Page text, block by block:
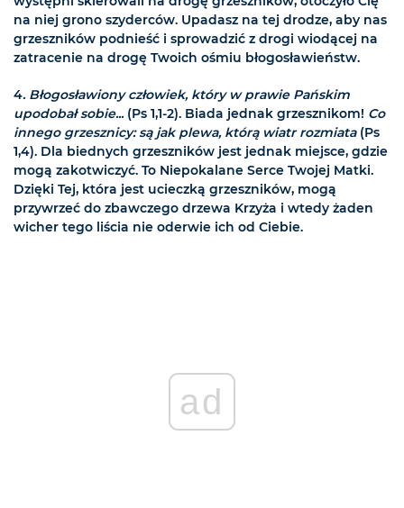
na niej grono szyderców. Upadasz na tej drodze, aby nas
grzeszników podnieść i sprowadzić z drogi wiodącej na
zatracenie na drogę Twoich ośmiu błogosławieństw.
4. Błogosławiony człowiek, który w prawie Pańskim
upodobał sobie... (Ps 1,1-2). Biada jednak grzesznikom! Co
innego grzesznicy: są jak plewa, którą wiatr rozmiata(Ps
1,4). Dla biednych grzeszników jest jednak miejsce, gdzie
mogą zakotwiczyć. To Niepokalane Serce Twojej Matki.
Dzięki Tej, która jest ucieczką grzeszników, mogą
przywrzeć do zbawczego drzewa Krzyża i wtedy żaden
wicher tego liścia nie oderwie ich od Ciebie.
ad